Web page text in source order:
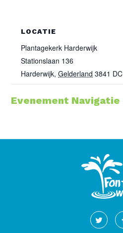
LOCATIE
Plantagekerk Harderwijk
Stationslaan 136
Harderwijk, Gelderland 3841 DC
Evenement Navigatie